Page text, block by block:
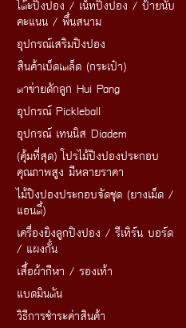
โต๊ะปิงปอง / เน็ทปิงปอง / ป้ายนับ
คะแนน / พื้นสนาม
อุปกรณ์เสริมปิงปอง
สินค้าเบ็ดเตล็ด (กระเป๋า)
ตาข่ายดักลูก Hui Pang
อุปกรณ์ Pickleball
อุปกรณ์ เทนนิส Diadem
(คุ้มที่สุด) โปรไม้ปิงปองประกอบ
คุณภาพสูง มีหลายราคา
ไม้ปิงปองประกอบจัดชุด (ยางเม็ด /
แอนตี้)
เครื่องยิงลูกปิงปอง / รีเทิร์น บอร์ด
/ แผงกั้น
เสื้อผ้ากีฬา / รองเท้า
แบดมินตัน
วิธีการชำระค่าสินค้า